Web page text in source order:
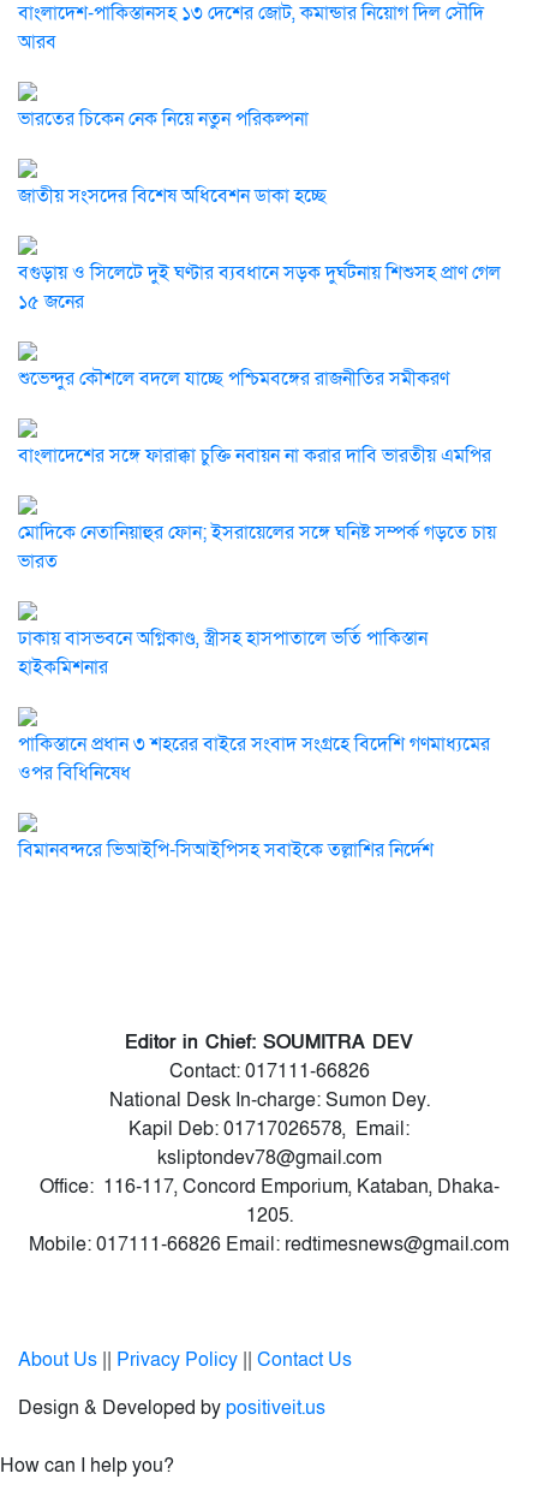
বাংলাদেশ-পাকিস্তানসহ ১৩ দেশের জোট, কমান্ডার নিয়োগ দিল সৌদি
আরব
ভারতের চিকেন নেক নিয়ে নতুন পরিকল্পনা
জাতীয় সংসদের বিশেষ অধিবেশন ডাকা হচ্ছে
বগুড়ায় ও সিলেটে দুই ঘণ্টার ব্যবধানে সড়ক দুর্ঘটনায় শিশুসহ প্রাণ গেল
১৫ জনের
শুভেন্দুর কৌশলে বদলে যাচ্ছে পশ্চিমবঙ্গের রাজনীতির সমীকরণ
বাংলাদেশের সঙ্গে ফারাক্কা চুক্তি নবায়ন না করার দাবি ভারতীয় এমপির
মোদিকে নেতানিয়াহুর ফোন; ইসরায়েলের সঙ্গে ঘনিষ্ট সম্পর্ক গড়তে চায়
ভারত
ঢাকায় বাসভবনে অগ্নিকাণ্ড, স্ত্রীসহ হাসপাতালে ভর্তি পাকিস্তান
হাইকমিশনার
পাকিস্তানে প্রধান ৩ শহরের বাইরে সংবাদ সংগ্রহে বিদেশি গণমাধ্যমের
ওপর বিধিনিষেধ
বিমানবন্দরে ভিআইপি-সিআইপিসহ সবাইকে তল্লাশির নির্দেশ
Editor in Chief: SOUMITRA DEV
Contact: 017111-66826
National Desk In-charge: Sumon Dey.
Kapil Deb: 01717026578, Email:
ksliptondev78@gmail.com
Office: 116-117, Concord Emporium, Kataban, Dhaka-
1205.
Mobile: 017111-66826 Email: redtimesnews@gmail.com
About Us || Privacy Policy || Contact Us
Design & Developed bypositiveit.us
How can I help you?